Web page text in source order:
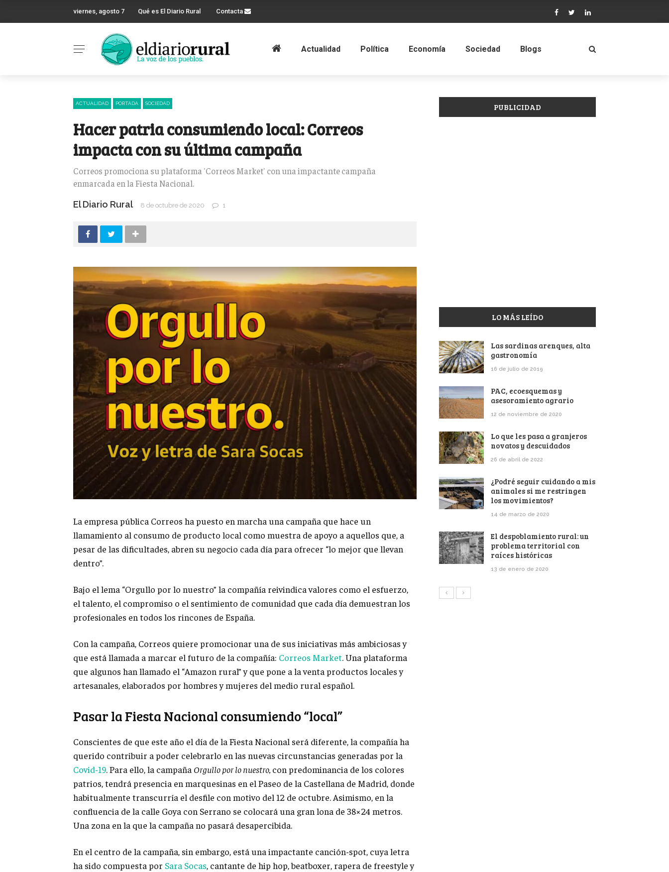
viernes, agosto 7 Qué es El Diario Rural Contacta
Actualidad Política Economía Sociedad Blogs
ACTUALIDAD PORTADA SOCIEDAD
Hacer patria consumiendo local: Correos
impacta con su última campaña
Correos promociona su plataforma 'Correos Market' con una impactante campaña
enmarcada en la Fiesta Nacional.
El Diario Rural 8 de octubre de 2020 1
La empresa pública Correos ha puesto en marcha una campaña que hace un
llamamiento al consumo de producto local como muestra de apoyo a aquellos que, a
pesar de las dificultades, abren su negocio cada día para ofrecer “lo mejor que llevan
dentro”.
Bajo el lema “Orgullo por lo nuestro” la compañía reivindica valores como el esfuerzo,
el talento, el compromiso o el sentimiento de comunidad que cada día demuestran los
profesionales en todos los rincones de España.
Con la campaña, Correos quiere promocionar una de sus iniciativas más ambiciosas y
que está llamada a marcar el futuro de la compañía: Correos Market. Una plataforma
que algunos han llamado el “Amazon rural” y que pone a la venta productos locales y
artesanales, elaborados por hombres y mujeres del medio rural español.
Pasar la Fiesta Nacional consumiendo “local”
Conscientes de que este año el día de la Fiesta Nacional será diferente, la compañía ha
querido contribuir a poder celebrarlo en las nuevas circunstancias generadas por la
Covid-19. Para ello, la campaña Orgullo por lo nuestro, con predominancia de los colores
patrios, tendrá presencia en marquesinas en el Paseo de la Castellana de Madrid, donde
habitualmente transcurría el desfile con motivo del 12 de octubre. Asimismo, en la
confluencia de la calle Goya con Serrano se colocará una gran lona de 38×24 metros.
Una zona en la que la campaña no pasará desapercibida.
En el centro de la campaña, sin embargo, está una impactante canción-spot, cuya letra
ha sido compuesta por Sara Socas, cantante de hip hop, beatboxer, rapera de freestyle y
PUBLICIDAD
LO MÁS LEÍDO
Las sardinas arenques, alta
gastronomía
16 de julio de 2019
PAC, ecoesquemas y
asesoramiento agrario
12 de noviembre de 2020
Lo que les pasa a granjeros
novatos y descuidados
26 de abril de 2022
¿Podré seguir cuidando a mis
animales si me restringen
los movimientos?
14 de marzo de 2020
El despoblamiento rural: un
problema territorial con
raíces históricas
13 de enero de 2020